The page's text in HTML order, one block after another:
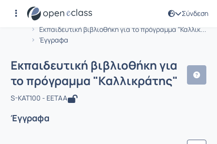
Σύνδεση
Αρχική Σελίδα
Εκπαιδευτική βιβλιοθήκη για το πρόγραμμα "Καλλικ...
Έγγραφα
Μάθημα : Εκπαιδευτική
Κωδικός : T-GEN100
Εκπαιδευτική βιβλιοθήκη για
το πρόγραμμα "Καλλικράτης"
S-KAT100 - EETAA
Έγγραφα